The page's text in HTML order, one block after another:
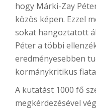
hogy Márki-Zay
közös képen. Ezzel
sokat hangoztatott
Péter a többi
eredményesebben
kormánykritikus
A kutatást 1000 fő
megkérdezésével